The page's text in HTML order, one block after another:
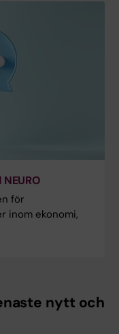
för
inom ekonomi,
nytt och